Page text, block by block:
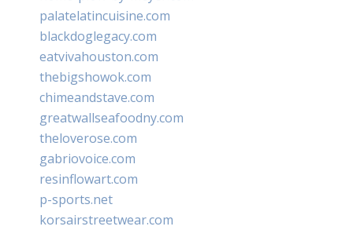
palatelatincuisine.com
blackdoglegacy.com
eatvivahouston.com
thebigshowok.com
chimeandstave.com
greatwallseafoodny.com
theloverose.com
gabriovoice.com
resinflowart.com
p-sports.net
korsairstreetwear.com